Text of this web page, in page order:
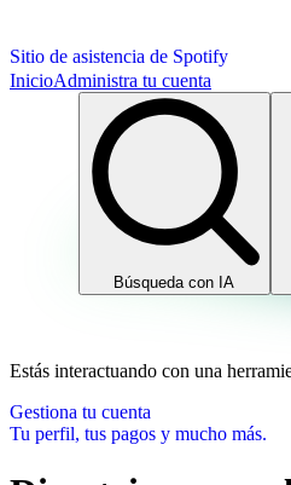
Sitio de asistencia de Spotify
InicioAdministra tu cuenta
Búsqueda con IA
Estás interactuando con una
Gestiona tu cuenta
Tu perfil, tus pagos y mucho más.